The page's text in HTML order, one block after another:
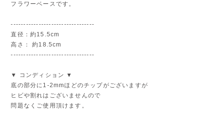
フラワーベースです。
---------------------------------
直径：約15.5cm
高さ： 約18.5cm
---------------------------------
▼ コンディション ▼
底の部分に1-2mmほどのチップがございますが
ヒビや割れはございませんので
問題なくご使用頂けます。